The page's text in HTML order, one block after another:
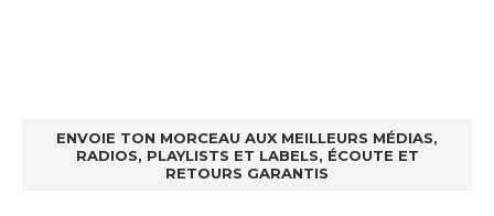
ENVOIE TON MORCEAU AUX MEILLEURS MÉDIAS,
RADIOS, PLAYLISTS ET LABELS, ÉCOUTE ET
RETOURS GARANTIS